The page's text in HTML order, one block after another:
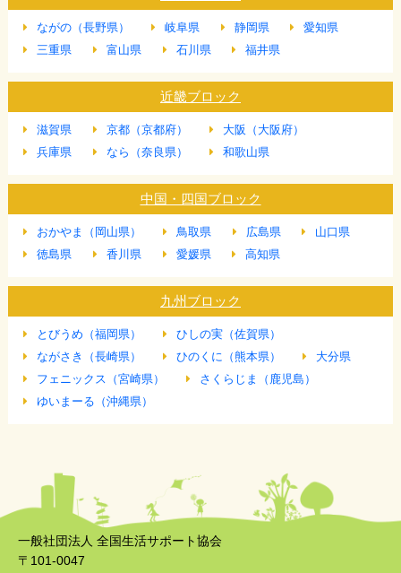
ながの（長野県） 岐阜県 静岡県
愛知県
三重県
富山県 石川県 福井県
近畿ブロック
滋賀県 京都（京都府）
大阪（大阪府）
兵庫県
なら（奈良県） 和歌山県
中国・四国ブロック
おかやま（岡山県） 鳥取県 広島県
山口県
徳島県
香川県 愛媛県 高知県
九州ブロック
とびうめ（福岡県）
ひしの実（佐賀県）
ながさき（長崎県）
ひのくに（熊本県）
大分県
フェニックス（宮崎県）
さくらじま（鹿児島）
ゆいまーる（沖縄県）
一般社団法人 全国生活サポート協会
〒101-0047